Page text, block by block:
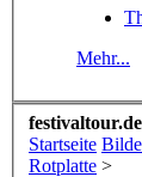
Mehr...
festivaltour.de
Startseite
Rotplatte >